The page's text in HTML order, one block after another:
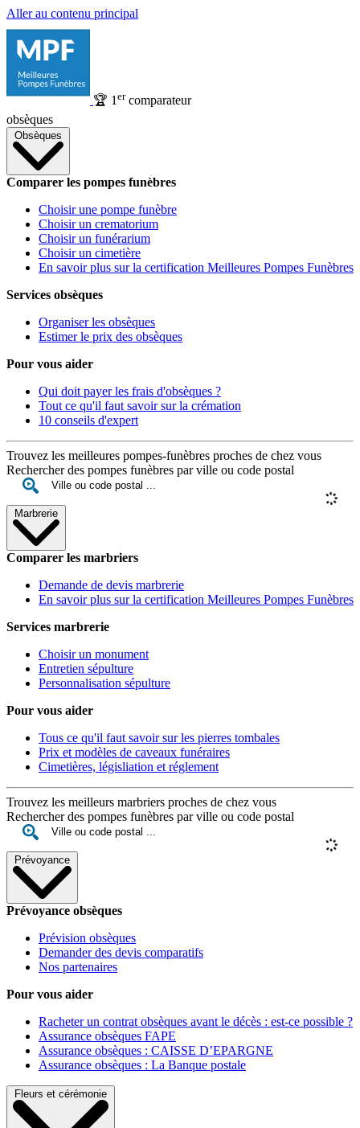
Aller au contenu principal
🏆 1 ercomparateur
obsèques
Obsèques
Comparer les pompes funèbres
Choisir une pompe funèbre
Choisir un crematorium
Choisir un funérarium
Choisir un cimetière
En savoir plus sur la certification Meilleures Pompes Funèbres
Services obsèques
Organiser les obsèques
Estimer le prix des obsèques
Pour vous aider
Qui doit payer les frais d'obsèques ?
Tout ce qu'il faut savoir sur la crémation
10 conseils d'expert
Trouvez les meilleures pompes-funèbres proches de chez vous
Rechercher des pompes funèbres par ville ou code postal
Marbrerie
Comparer les marbriers
Demande de devis marbrerie
En savoir plus sur la certification Meilleures Pompes Funèbres
Services marbrerie
Choisir un monument
Entretien sépulture
Personnalisation sépulture
Pour vous aider
Tous ce qu'il faut savoir sur les pierres tombales
Prix et modèles de caveaux funéraires
Cimetières, législiation et réglement
Trouvez les meilleurs marbriers proches de chez vous
Rechercher des pompes funèbres par ville ou code postal
Prévoyance
Prévoyance obsèques
Prévision obsèques
Demander des devis comparatifs
Nos partenaires
Pour vous aider
Racheter un contrat obsèques avant le décès : est-ce possible ?
Assurance obsèques FAPE
Assurance obsèques : CAISSE D’EPARGNE
Assurance obsèques : La Banque postale
Fleurs et cérémonie